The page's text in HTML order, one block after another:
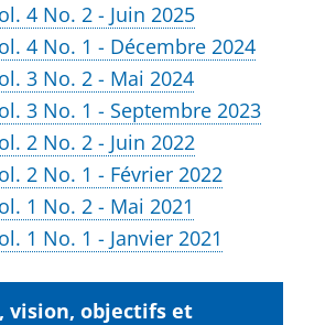
vision, objectifs et
4 No. 2 - Juin 2025
4 No. 1 - Décembre 2024
3 No. 2 - Mai 2024
3 No. 1 - Septembre 2023
2 No. 2 - Juin 2022
2 No. 1 - Février 2022
1 No. 2 - Mai 2021
1 No. 1 - Janvier 2021